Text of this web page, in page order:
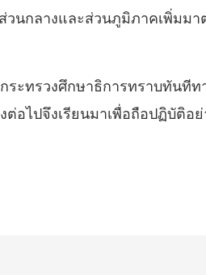
นกลางและส่วนภูมิภาคเพิ่ม
ะทรวงศึกษาธิการทราบทันที
อไปจึงเรียนมาเพื่อถือปฏิบัติอย่